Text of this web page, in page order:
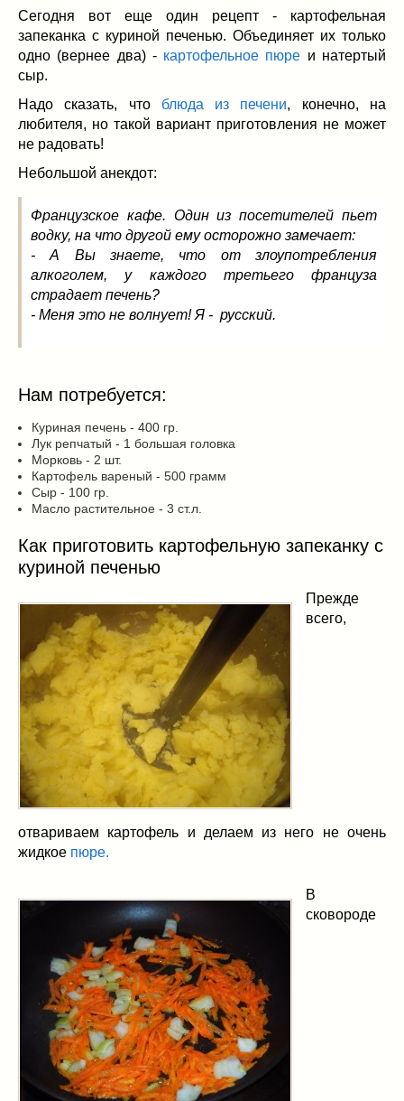
Поговорим о
конкурсы (7)
продуктах(2)
разном
Постные рецепты(8)
Праздничные блюда(21)
8 марта(1)
День всех влюбленных
Новогоднее меню(9)
Пасха(7)
Сегодня вот еще один рецепт - картофельная
запеканка с куриной печенью. Объединяет их только
одно (вернее два) - картофельное пюре и натертый
сыр.
Надо сказать, что блюда из печени, конечно, на
любителя, но такой вариант приготовления не может
не радовать!
Небольшой анекдот:
Французское кафе. Один из посетителей пьет
водку, на что другой ему осторожно замечает:
- А Вы знаете, что от злоупотребления
алкоголем, у каждого третьего француза
страдает печень?
- Меня это не волнует! Я - русский.
Нам потребуется:
Куриная печень - 400 гр.
Лук репчатый - 1 большая головка
Морковь - 2 шт.
Картофель вареный - 500 грамм
Сыр - 100 гр.
Масло растительное - 3 ст.л.
Как приготовить картофельную запеканку с
куриной печенью
Прежде
всего,
отвариваем картофель и делаем из него не очень
жидкое пюре.
В
сковороде